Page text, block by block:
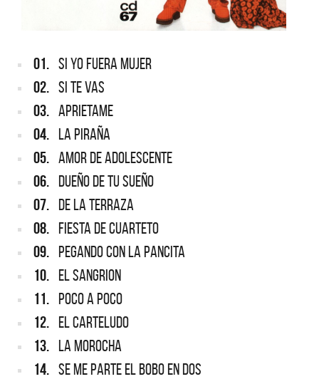
01. SI YO FUERA MUJER
02. SI TE VAS
03. APRIETAME
04. LA PIRAÑA
05. AMOR DE ADOLESCENTE
06. DUEÑO DE TU SUEÑO
07. DE LA TERRAZA
08. FIESTA DE CUARTETO
09. PEGANDO CON LA PANCITA
10. EL SANGRION
11. POCO A POCO
12. EL CARTELUDO
13. LA MOROCHA
14. SE ME PARTE EL BOBO EN DOS